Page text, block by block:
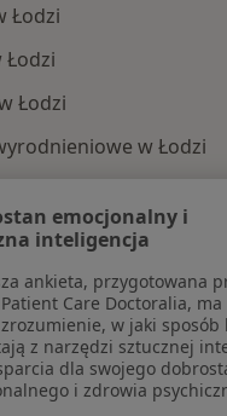
Łodzi
Łodzi
Łodzi
w Łodzi
w kategorii:
ubezpieczenia
Allianz w Łodzi
PZU Zdrowie w Łodzi
Signal Iduna w Łodzi
emocjonalny i
inteligencja
ankieta, przygotowana
Patient Care Doctoralia,
w jaki sposób
z narzędzi sztucznej
dla swojego
i zdrowia